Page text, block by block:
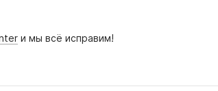
и мы всё исправим!